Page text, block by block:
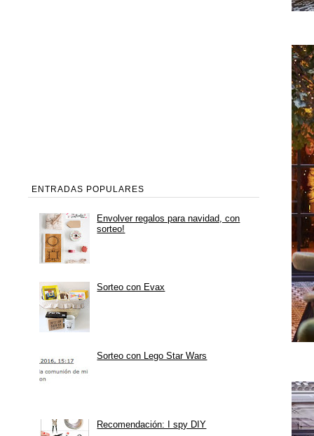
ENTRADAS POPULARES
Envolver regalos para navidad, con
sorteo!
Sorteo con Evax
Sorteo con Lego Star Wars
Recomendación: I spy DIY